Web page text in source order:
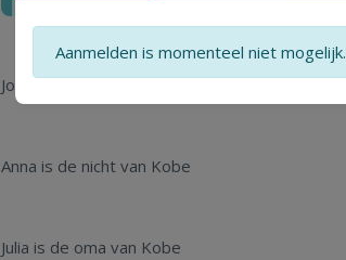
Jozef is de nonkel van Kobe
Anna is de nicht van Kobe
Julia is de oma van Kobe
Aanmelden is momenteel niet mogelijk.